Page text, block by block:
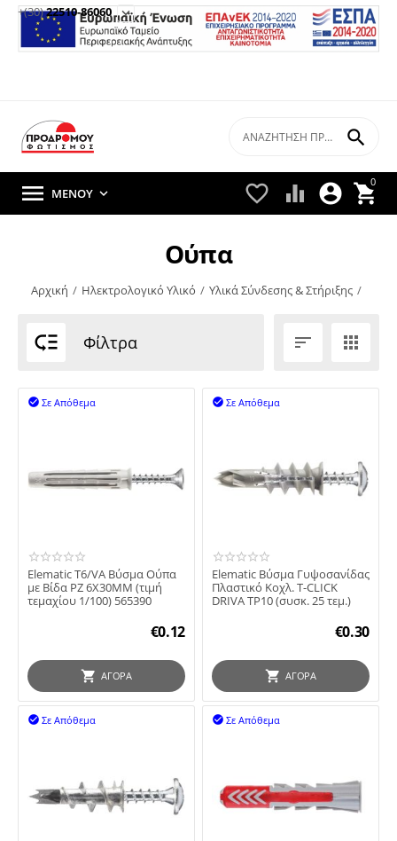
+(30)22510-86060 
0


 

 ΜΕΝΟΎ 
Ούπα
Αρχική / Ηλεκτρολογικό Υλικό / Υλικά Σύνδεσης & Στήριξης /
 Φίλτρα  
Σε Απόθεμα

Elematic T6/VA Βύσμα Ούπα
με Βίδα PZ 6X30MM (τιμή
τεμαχίου 1/100) 565390
€0.12
ΑΓΟΡΆ
Σε Απόθεμα

Elematic Βύσμα Γυψοσανίδας
Πλαστικό Kοχλ. T-CLICK
DRIVA TP10 (συσκ. 25 τεμ.)
€0.30
ΑΓΟΡΆ
Σε Απόθεμα
 Σε Απόθεμα
